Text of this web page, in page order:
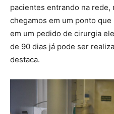
pacientes entrando na rede,
chegamos em um ponto
em um pedido de cirurgia
de 90 dias já pode ser
destaca.